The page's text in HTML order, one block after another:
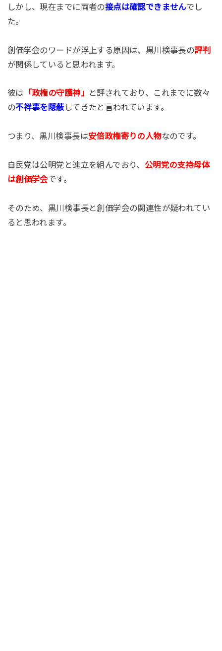
しかし、現在までに両者の接点は確認できませんでし
た。
創価学会のワードが浮上する原因は、黒川検事長の評判
が関係していると思われます。
彼は 「政権の守護神」
と評されており、これまでに数々
の不祥事を隠蔽 してきたと言われています。
つまり、黒川検事長は安倍政権寄りの人物なのです。
自民党は公明党と連立を組んでおり、 公明党の支持母体
は創価学会です。
そのため、黒川検事長と創価学会の関連性が疑われてい
ると思われます。